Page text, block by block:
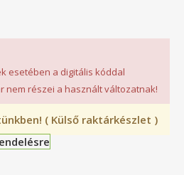
esetében a digitális kóddal
nem részei a használt változatnak!
( Külső raktárkészlet )